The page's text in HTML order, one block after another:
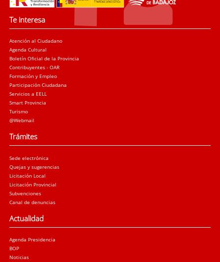
Te interesa
Atención al Ciudadano
Agenda Cultural
Boletín Oficial de la Provincia
Contribuyentes - OAR
Formación y Empleo
Participación Ciudadana
Servicios a EELL
Smart Provincia
Turismo
@Webmail
Trámites
Sede electrónica
Quejas y sugerencias
Licitación Local
Licitación Provincial
Subvenciones
Canal de denuncias
Actualidad
Agenda Presidencia
BOP
Noticias